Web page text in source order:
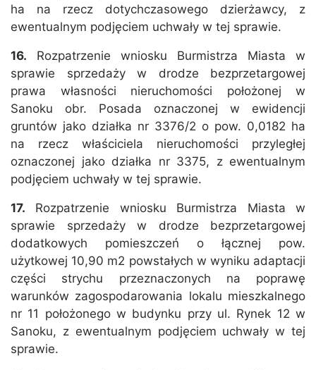
ha na rzecz dotychczasowego dzierżawcy, z
ewentualnym podjęciem uchwały w tej sprawie.
16. Rozpatrzenie wniosku Burmistrza Miasta w
sprawie sprzedaży w drodze bezprzetargowej
prawa własności nieruchomości położonej w
Sanoku obr. Posada oznaczonej w ewidencji
gruntów jako działka nr 3376/2 o pow. 0,0182 ha
na rzecz właściciela nieruchomości przyległej
oznaczonej jako działka nr 3375, z ewentualnym
podjęciem uchwały w tej sprawie.
17. Rozpatrzenie wniosku Burmistrza Miasta w
sprawie sprzedaży w drodze bezprzetargowej
dodatkowych pomieszczeń o łącznej pow.
użytkowej 10,90 m2 powstałych w wyniku adaptacji
części strychu przeznaczonych na poprawę
warunków zagospodarowania lokalu mieszkalnego
nr 11 położonego w budynku przy ul. Rynek 12 w
Sanoku, z ewentualnym podjęciem uchwały w tej
sprawie.